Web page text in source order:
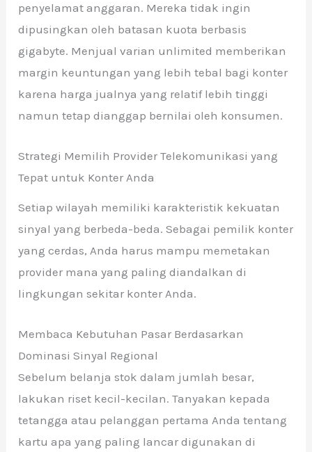
penyelamat anggaran. Mereka tidak ingin
dipusingkan oleh batasan kuota berbasis
gigabyte. Menjual varian unlimited memberikan
margin keuntungan yang lebih tebal bagi konter
karena harga jualnya yang relatif lebih tinggi
namun tetap dianggap bernilai oleh konsumen.
Strategi Memilih Provider Telekomunikasi yang
Tepat untuk Konter Anda
Setiap wilayah memiliki karakteristik kekuatan
sinyal yang berbeda-beda. Sebagai pemilik konter
yang cerdas, Anda harus mampu memetakan
provider mana yang paling diandalkan di
lingkungan sekitar konter Anda.
Membaca Kebutuhan Pasar Berdasarkan
Dominasi Sinyal Regional
Sebelum belanja stok dalam jumlah besar,
lakukan riset kecil-kecilan. Tanyakan kepada
tetangga atau pelanggan pertama Anda tentang
kartu apa yang paling lancar digunakan di